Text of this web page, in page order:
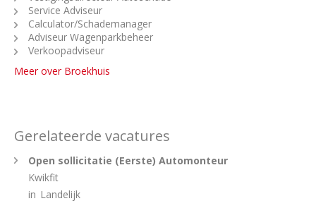
Service Adviseur
Calculator/Schademanager
Adviseur Wagenparkbeheer
Verkoopadviseur
Meer over Broekhuis
Gerelateerde vacatures
Open sollicitatie (Eerste) Automonteur
Kwikfit
in Landelijk